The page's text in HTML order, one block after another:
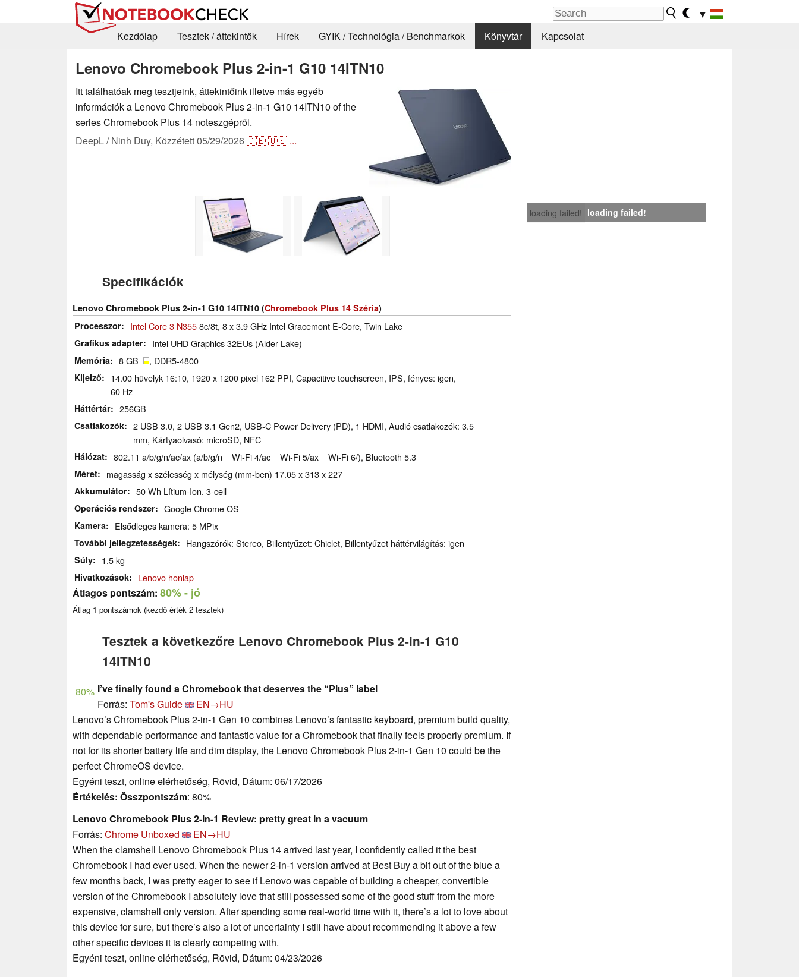
▼
Kezdőlap
Tesztek / áttekintők Hírek GYIK / Technológia / Benchmarkok Könyvtár Kapcsolat
Lenovo Chromebook Plus 2-in-1 G10 14ITN10
Itt találhatóak meg tesztjeink, áttekintőink illetve más egyéb
információk a Lenovo Chromebook Plus 2-in-1 G10 14ITN10 of the
series Chromebook Plus 14 noteszgépről.
DeepL / Ninh Duy, Közzétett05/29/2026🇩🇪🇺🇸 ...
loading failed! loading failed!
Specifikációk
Lenovo Chromebook Plus 2-in-1 G10 14ITN10 (Chromebook Plus 14 Széria)
Processzor
Intel Core 3 N3558c/8t, 8 x 3.9 GHz Intel Gracemont E-Core, Twin Lake
Grafikus adapter Intel UHD Graphics 32EUs (Alder Lake)
Memória 8 GB , DDR5-4800
Kijelző
14.00 hüvelyk 16:10, 1920 x 1200 pixel 162 PPI, Capacitive touchscreen, IPS, fényes: igen,
60 Hz
Háttértár 256GB
Csatlakozók
2 USB 3.0, 2 USB 3.1 Gen2, USB-C Power Delivery (PD), 1 HDMI, Audió csatlakozók: 3.5
mm, Kártyaolvasó: microSD, NFC
Hálózat 802.11 a/b/g/n/ac/ax (a/b/g/n = Wi-Fi 4/ac = Wi-Fi 5/ax = Wi-Fi 6/), Bluetooth 5.3
Méret magasság x szélesség x mélység (mm-ben) 17.05 x 313 x 227
Akkumulátor 50 Wh Lítium-Ion, 3-cell
Operációs rendszer Google Chrome OS
Kamera Elsődleges kamera: 5 MPix
További jellegzetességek Hangszórók: Stereo, Billentyűzet: Chiclet, Billentyűzet háttérvilágítás: igen
Súly 1.5 kg
Hivatkozások Lenovo honlap
Átlagos pontszám: 80%- jó
Átlag 1 pontszámok (kezdő érték 2 tesztek)
Tesztek a következőre Lenovo Chromebook Plus 2-in-1 G10
14ITN10
80% I’ve finally found a Chromebook that deserves the “Plus” label
Forrás: Tom's Guide
EN→HU
Lenovo’s Chromebook Plus 2-in-1 Gen 10 combines Lenovo’s fantastic keyboard, premium build quality,
with dependable performance and fantastic value for a Chromebook that finally feels properly premium. If
not for its shorter battery life and dim display, the Lenovo Chromebook Plus 2-in-1 Gen 10 could be the
perfect ChromeOS device.
Egyéni teszt, online elérhetőség, Rövid, Dátum: 06/17/2026
Értékelés: Összpontszám: 80%
Lenovo Chromebook Plus 2-in-1 Review: pretty great in a vacuum
Forrás: Chrome Unboxed
EN→HU
When the clamshell Lenovo Chromebook Plus 14 arrived last year, I confidently called it the best
Chromebook I had ever used. When the newer 2-in-1 version arrived at Best Buy a bit out of the blue a
few months back, I was pretty eager to see if Lenovo was capable of building a cheaper, convertible
version of the Chromebook I absolutely love that still possessed some of the good stuff from the more
expensive, clamshell only version. After spending some real-world time with it, there’s a lot to love about
this device for sure, but there’s also a lot of uncertainty I still have about recommending it above a few
other specific devices it is clearly competing with.
Egyéni teszt, online elérhetőség, Rövid, Dátum: 04/23/2026